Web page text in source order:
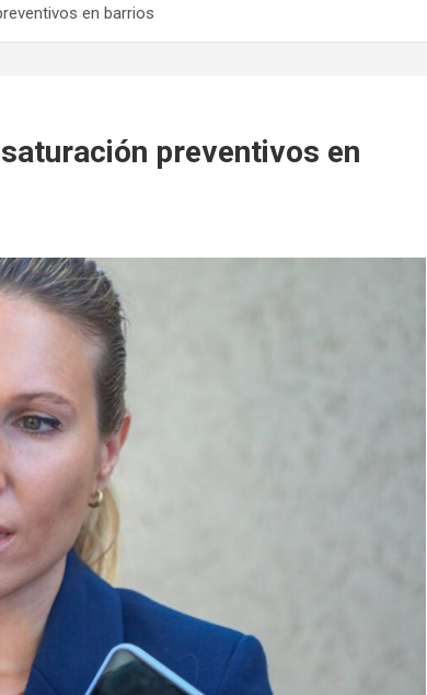
en barrios
preventivos en